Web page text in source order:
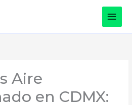
Aire
en CDMX: